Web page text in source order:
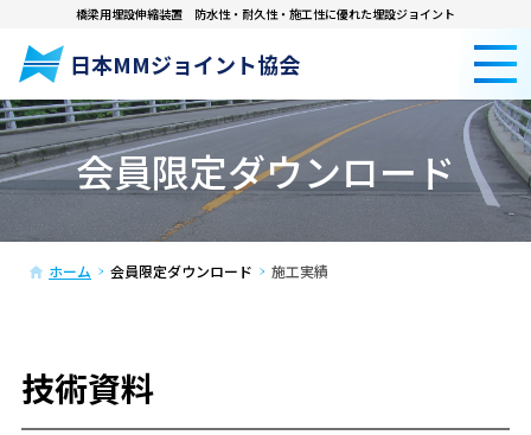
日本MMジョイント協会
橋梁用埋設伸縮装置 防水性・耐久性・施工性に優れた埋設ジョイント
会員限定ダウンロード
ホーム 会員限定ダウンロード 施工実績
技術資料